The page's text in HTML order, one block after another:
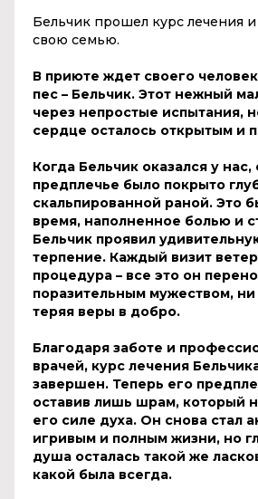
Бельчик прошел курс лечения
свою семью.
В приюте ждет своего
пес – Бельчик. Этот нежный
через непростые испытания,
сердце осталось открытым и
Когда Бельчик оказался у нас,
предплечье было покрыто
скальпированной раной. Это
время, наполненное болью и
Бельчик проявил
терпение. Каждый визит
процедура – все это он
поразительным мужеством,
теряя веры в добро.
Благодаря заботе и
врачей, курс лечения
завершен. Теперь его
оставив лишь шрам, который
его силе духа. Он снова стал
игривым и полным жизни, но
душа осталась такой же
какой была всегда.